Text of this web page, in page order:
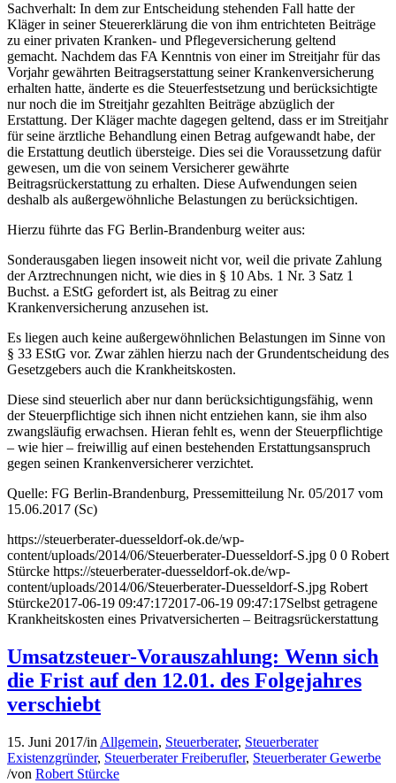
Sachverhalt: In dem zur Entscheidung stehenden Fall hatte der
Kläger in seiner Steuererklärung die von ihm entrichteten Beiträge
zu einer privaten Kranken- und Pflegeversicherung geltend
gemacht. Nachdem das FA Kenntnis von einer im Streitjahr für das
Vorjahr gewährten Beitragserstattung seiner Krankenversicherung
erhalten hatte, änderte es die Steuerfestsetzung und berücksichtigte
nur noch die im Streitjahr gezahlten Beiträge abzüglich der
Erstattung. Der Kläger machte dagegen geltend, dass er im Streitjahr
für seine ärztliche Behandlung einen Betrag aufgewandt habe, der
die Erstattung deutlich übersteige. Dies sei die Voraussetzung dafür
gewesen, um die von seinem Versicherer gewährte
Beitragsrückerstattung zu erhalten. Diese Aufwendungen seien
deshalb als außergewöhnliche Belastungen zu berücksichtigen.
Hierzu führte das FG Berlin-Brandenburg weiter aus:
Sonderausgaben liegen insoweit nicht vor, weil die private Zahlung
der Arztrechnungen nicht, wie dies in § 10 Abs. 1 Nr. 3 Satz 1
Buchst. a EStG gefordert ist, als Beitrag zu einer
Krankenversicherung anzusehen ist.
Es liegen auch keine außergewöhnlichen Belastungen im Sinne von
§ 33 EStG vor. Zwar zählen hierzu nach der Grundentscheidung des
Gesetzgebers auch die Krankheitskosten.
Diese sind steuerlich aber nur dann berücksichtigungsfähig, wenn
der Steuerpflichtige sich ihnen nicht entziehen kann, sie ihm also
zwangsläufig erwachsen. Hieran fehlt es, wenn der Steuerpflichtige
– wie hier – freiwillig auf einen bestehenden Erstattungsanspruch
gegen seinen Krankenversicherer verzichtet.
Quelle: FG Berlin-Brandenburg, Pressemitteilung Nr. 05/2017 vom
15.06.2017 (Sc)
https://steuerberater-duesseldorf-ok.de/wp-
content/uploads/2014/06/Steuerberater-Duesseldorf-S.jpg 0 0 Robert
Stürcke https://steuerberater-duesseldorf-ok.de/wp-
content/uploads/2014/06/Steuerberater-Duesseldorf-S.jpg Robert
Stürcke2017-06-19 09:47:172017-06-19 09:47:17Selbst getragene
Krankheitskosten eines Privatversicherten – Beitragsrückerstattung
Umsatzsteuer-Vorauszahlung: Wenn sich
die Frist auf den 12.01. des Folgejahres
verschiebt
15. Juni 2017/in Allgemein, Steuerberater, Steuerberater
Existenzgründer, Steuerberater Freiberufler, Steuerberater Gewerbe
/von Robert Stürcke